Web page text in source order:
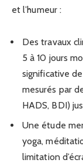
et l’humeur :
Des travaux
5 à 10 jours
significative
mesurés par
HADS, BDI)
Une étude
yoga,
limitation